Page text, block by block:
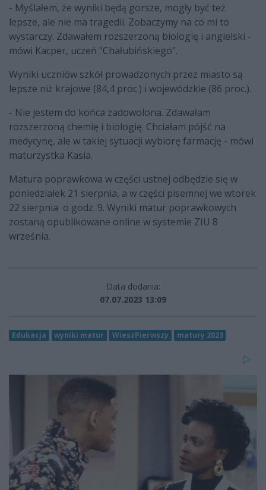
- Myślałem, że wyniki będą gorsze, mogły być też
lepsze, ale nie ma tragedii. Zobaczymy na co mi to
wystarczy. Zdawałem rozszerzoną biologię i angielski -
mówi Kacper, uczeń "Chałubińskiego".
Wyniki uczniów szkół prowadzonych przez miasto są
lepsze niż krajowe (84,4 proc.) i wojewódzkie (86 proc.).
- Nie jestem do końca zadowolona. Zdawałam
rozszerzoną chemię i biologię. Chciałam pójść na
medycynę, ale w takiej sytuacji wybiorę farmację - mówi
maturzystka Kasia.
Matura poprawkowa w części ustnej odbędzie się w
poniedziałek 21 sierpnia, a w części pisemnej we wtorek
22 sierpnia o godz. 9. Wyniki matur poprawkowych
zostaną opublikowane online w systemie ZIU 8
września.
Data dodania:
07.07.2023 13:09
Edukacja wyniki matur WieszPierwszy matury 2023